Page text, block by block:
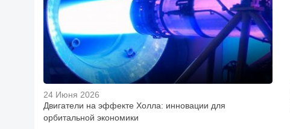
24 Июня 2026
Двигатели на эффекте Холла: инновации для
орбитальной экономики